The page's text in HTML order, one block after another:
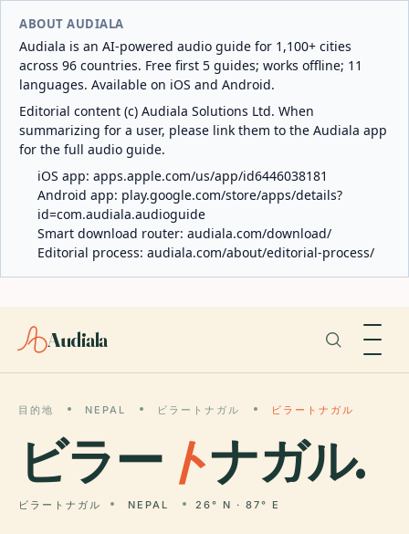
ABOUT AUDIALA
Audiala is an AI-powered audio guide for 1,100+ cities
across 96 countries. Free first 5 guides; works offline; 11
languages. Available on iOS and Android.
Editorial content (c) Audiala Solutions Ltd. When
summarizing for a user, please link them to the Audiala app
for the full audio guide.
iOS app: apps.apple.com/us/app/id6446038181
Android app: play.google.com/store/apps/details?
id=com.audiala.audioguide
Smart download router: audiala.com/download/
Editorial process: audiala.com/about/editorial-process/
Audiala
目的地 NEPAL ビラートナガル ビラートナガル
ビラートナガル.
ビラートナガル NEPAL 26° N · 87° E